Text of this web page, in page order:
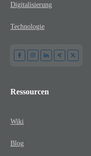
Digitalisierung
Technologie
Ressourcen
Wiki
Blog